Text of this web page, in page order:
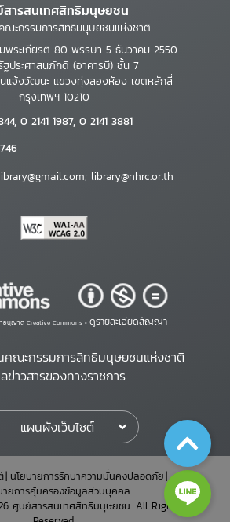
ารสนเทศสิทธิมนุษยชน
ณะกรรมการสิทธิมนุษยชนแห่งชาติ
พระเกียรติ 80 พรรษา 5 ธันวาคม 2550
ฐประศาสนภักดี (อาคารบี) ชั้น 7
แจ้งวัฒนะ แขวงทุ่งสองห้อง เขตหลักสี่
กรุงเทพฯ 10210
0 2141 1987, 0 2141 3881
library@nhrc.or.th
นุญาต Creative Commons • ดูรายละเอียดสัญญา
คณะกรรมการสิทธิมนุษยชนแห่งชาติ
าวสารของทางราชการ
แผนผังเว็บไซต์
นโยบายการรักษาความมั่นคงปลอดภัย
ายการคุ้มครองข้อมูลส่วนบุคคล
ศูนย์สารสนเทศสิทธิมนุษยชน. All Rights